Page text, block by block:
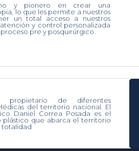
y pionero en crear una
lo que les permite a nuestros
un total acceso a nuestros
y control personalizada
pre y posquirúrgico.
propietario de diferentes
del territorio nacional. El
Daniel Correa Posada es el
plástico que abarca el territorio
totalidad